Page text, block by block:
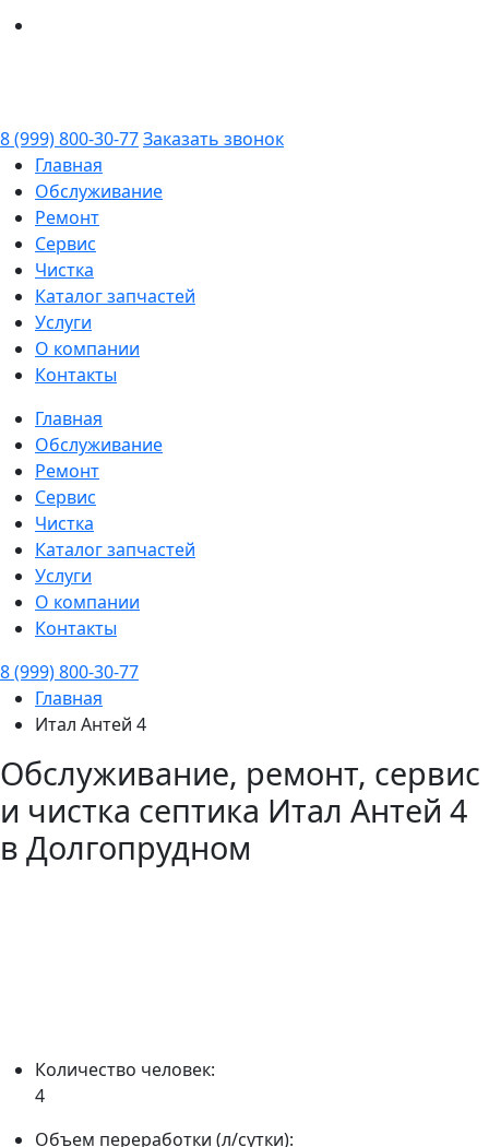
8 (999) 800-30-77Заказать звонок
Главная
Обслуживание
Ремонт
Сервис
Чистка
Каталог запчастей
Услуги
О компании
Контакты
Главная
Обслуживание
Ремонт
Сервис
Чистка
Каталог запчастей
Услуги
О компании
Контакты
8 (999) 800-30-77
Главная
Итал Антей 4
Обслуживание, ремонт, сервис
и чистка септика Итал Антей 4
в Долгопрудном
Количество человек:
4
Объем переработки (л/сутки):